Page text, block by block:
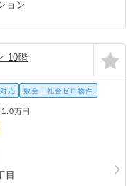
ョン
10階
応 敷金・礼金ゼロ物件
1.0万円
目